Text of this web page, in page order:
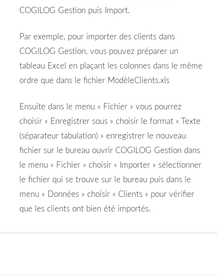
COGILOG Gestion puis Import.
Par exemple, pour importer des clients dans
COGILOG Gestion, vous pouvez préparer un
tableau Excel en plaçant les colonnes dans le même
ordre que dans le fichier ModèleClients.xls
Ensuite dans le menu « Fichier » vous pourrez
choisir « Enregistrer sous » choisir le format « Texte
(séparateur tabulation) » enregistrer le nouveau
fichier sur le bureau ouvrir COGILOG Gestion dans
le menu « Fichier » choisir « Importer » sélectionner
le fichier qui se trouve sur le bureau puis dans le
menu « Données » choisir « Clients » pour vérifier
que les clients ont bien été importés.